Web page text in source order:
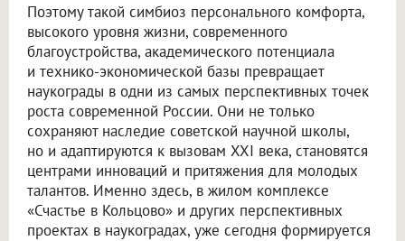
Поэтому такой симбиоз персонального комфорта,
высокого уровня жизни, современного
благоустройства, академического потенциала
и технико-экономической базы превращает
наукограды в одни из самых перспективных точек
роста современной России. Они не только
сохраняют наследие советской научной школы,
но и адаптируются к вызовам XXI века, становятся
центрами инноваций и притяжения для молодых
талантов. Именно здесь, в жилом комплексе
«Счастье в Кольцово» и других перспективных
проектах в наукоградах, уже сегодня формируется